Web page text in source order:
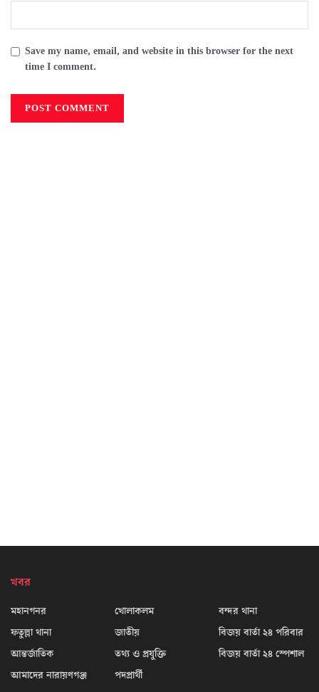
Save my name, email, and website in this browser for the next
time I comment.
খবর
মহানগনর
ফতুল্লা থানা
আন্তর্জাতিক
আমাদের নারায়ণগঞ্জ
খোলাকলম
জাতীয়
তথ্য ও প্রযুক্তি
পদপ্রার্থী
বন্দর থানা
বিজয় বার্তা ২৪ পরিবার
বিজয় বার্তা ২৪ স্পেশাল